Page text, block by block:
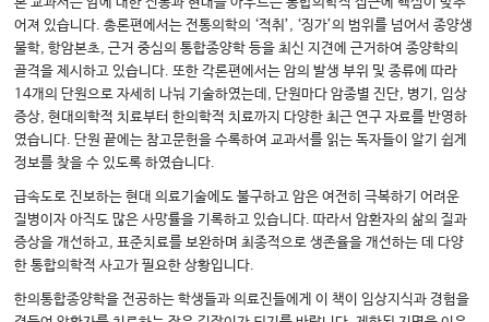
어져 있습니다. 총론편에서는 전통의학의 ‘적취’, ‘징가’의 범위를 넘어서 종양생
물학, 항암본초, 근거 중심의 통합종양학 등을 최신 지견에 근거하여 종양학의
골격을 제시하고 있습니다. 또한 각론편에서는 암의 발생 부위 및 종류에 따라
14개의 단원으로 자세히 나눠 기술하였는데, 단원마다 암종별 진단, 병기, 임상
증상, 현대의학적 치료부터 한의학적 치료까지 다양한 최근 연구 자료를 반영하
였습니다. 단원 끝에는 참고문헌을 수록하여 교과서를 읽는 독자들이 알기 쉽게
정보를 찾을 수 있도록 하였습니다.
급속도로 진보하는 현대 의료기술에도 불구하고 암은 여전히 극복하기 어려운
질병이자 아직도 많은 사망률을 기록하고 있습니다. 따라서 암환자의 삶의 질과
증상을 개선하고, 표준치료를 보완하며 최종적으로 생존율을 개선하는 데 다양
한 통합의학적 사고가 필요한 상황입니다.
한의통합종양학을 전공하는 학생들과 의료진들에게 이 책이 임상지식과 경험을